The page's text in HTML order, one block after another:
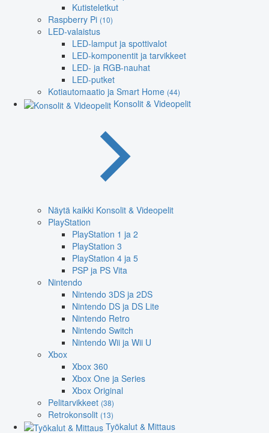
Kutisteletkut
Raspberry Pi (10)
LED-valaistus
LED-lamput ja spottivalot
LED-komponentit ja tarvikkeet
LED- ja RGB-nauhat
LED-putket
Kotiautomaatio ja Smart Home (44)
Konsolit & Videopelit
Näytä kaikki Konsolit & Videopelit
PlayStation
PlayStation 1 ja 2
PlayStation 3
PlayStation 4 ja 5
PSP ja PS Vita
Nintendo
Nintendo 3DS ja 2DS
Nintendo DS ja DS Lite
Nintendo Retro
Nintendo Switch
Nintendo Wii ja Wii U
Xbox
Xbox 360
Xbox One ja Series
Xbox Original
Pelitarvikkeet (38)
Retrokonsolit (13)
Työkalut & Mittaus